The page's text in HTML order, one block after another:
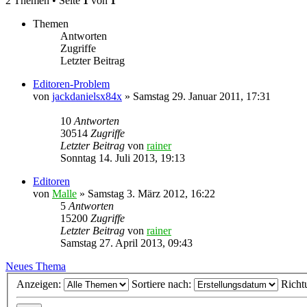
Themen
Antworten
Zugriffe
Letzter Beitrag
Editoren-Problem
von jackdanielsx84x » Samstag 29. Januar 2011, 17:31
10 Antworten
30514 Zugriffe
Letzter Beitrag von rainer
Sonntag 14. Juli 2013, 19:13
Editoren
von Malle » Samstag 3. März 2012, 16:22
5 Antworten
15200 Zugriffe
Letzter Beitrag von rainer
Samstag 27. April 2013, 09:43
Neues Thema
Anzeigen:
Sortiere nach: